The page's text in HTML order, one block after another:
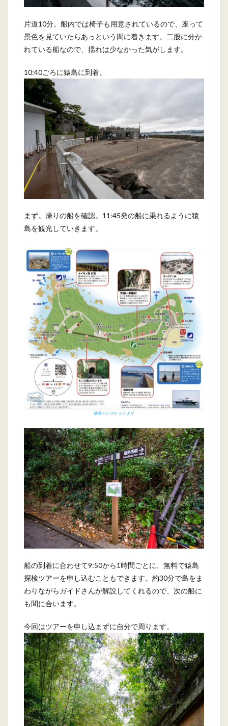
片道10分。船内では椅子も用意されているので、座って
景色を見ていたらあっという間に着きます。二股に分か
れている船なので、揺れは少なかった気がします。
10:40ごろに猿島に到着。
まず。帰りの船を確認。11:45発の船に乗れるように猿
島を観光していきます。
猿島パンフレットより
船の到着に合わせて9:50から1時間ごとに、無料で猿島
探検ツアーを申し込むこともできます。約30分で島をま
わりながらガイドさんが解説してくれるので、次の船に
も間に合います。
今回はツアーを申し込まずに自分で周ります。